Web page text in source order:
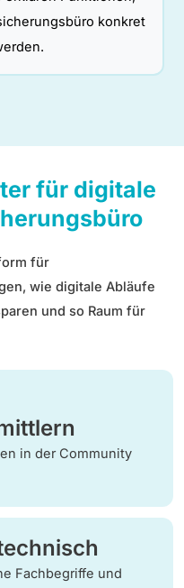
konkret
für digitale
für
wie digitale Abläufe
und so Raum für
in der Community
Fachbegriffe und